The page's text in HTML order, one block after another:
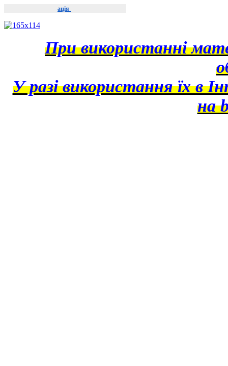
ація
При використанні
У разі використання їх в
на